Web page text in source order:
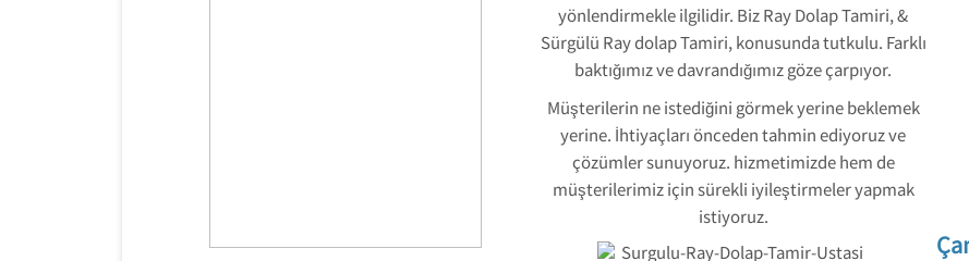
yönlendirmekle ilgilidir. Biz Ray Dolap Tamiri, &
Sürgülü Ray dolap Tamiri, konusunda tutkulu. Farklı
baktığımız ve davrandığımız göze çarpıyor.
Müşterilerin ne istediğini görmek yerine beklemek
yerine. İhtiyaçları önceden tahmin ediyoruz ve
çözümler sunuyoruz. hizmetimizde hem de
müşterilerimiz için sürekli iyileştirmeler yapmak
istiyoruz.